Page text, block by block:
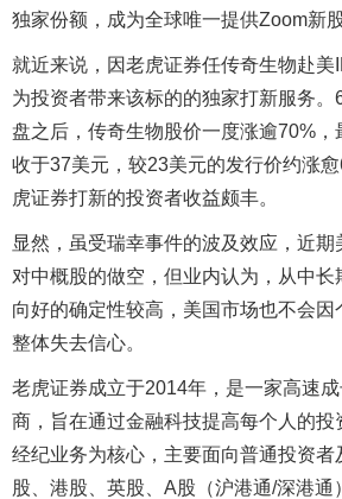
独家份额，成为全球唯一提供Zoom新
就近来说，因老虎证券任传奇生物赴
为投资者带来该标的的独家打新服务
盘之后，传奇生物股价一度涨逾70%，
收于37美元，较23美元的发行价约涨
虎证券打新的投资者收益颇丰。
显然，虽受瑞幸事件的波及效应，近
对中概股的做空，但业内认为，从中
向好的确定性较高，美国市场也不会因
整体失去信心。
老虎证券成立于2014年，是一家高速
商，旨在通过金融科技提高每个人的投
经纪业务为核心，主要面向普通投资者
股、港股、英股、A股（沪港通/深港通